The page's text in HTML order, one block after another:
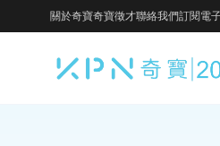
關於奇寶奇寶徵才聯絡我們訂閱電